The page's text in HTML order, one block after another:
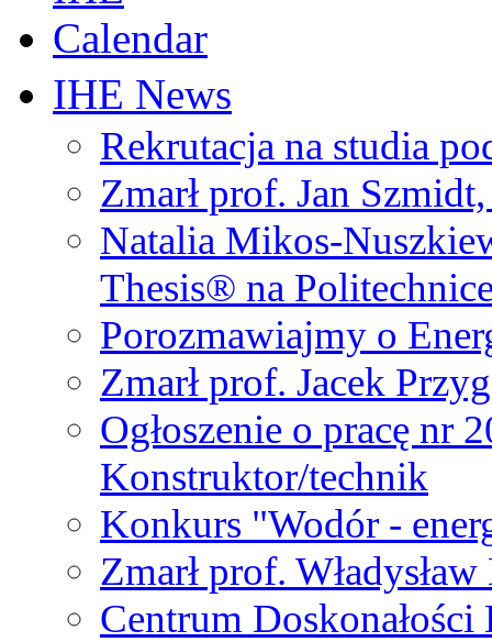
Calendar
IHE News
Rekrutacja na studia
Zmarł prof. Jan
Natalia Mikos-
Thesis® na
Porozmawiajmy o
Zmarł prof. Jacek
Ogłoszenie o pracę nr
Konstruktor/technik
Konkurs "Wodór -
Zmarł prof.
Centrum